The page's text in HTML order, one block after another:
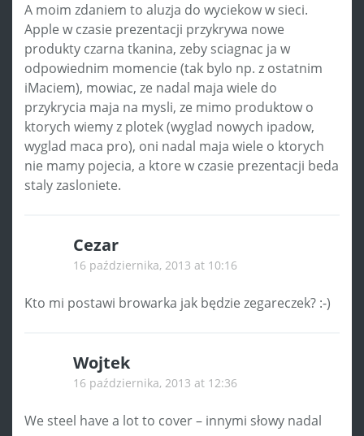
A moim zdaniem to aluzja do wyciekow w sieci.
Apple w czasie prezentacji przykrywa nowe
produkty czarna tkanina, zeby sciagnac ja w
odpowiednim momencie (tak bylo np. z ostatnim
iMaciem), mowiac, ze nadal maja wiele do
przykrycia maja na mysli, ze mimo produktow o
ktorych wiemy z plotek (wyglad nowych ipadow,
wyglad maca pro), oni nadal maja wiele o ktorych
nie mamy pojecia, a ktore w czasie prezentacji beda
staly zasloniete.
Cezar
16 października, 2013 at 10:16
Kto mi postawi browarka jak będzie zegareczek? :-)
Wojtek
16 października, 2013 at 12:36
We steel have a lot to cover – innymi słowy nadal